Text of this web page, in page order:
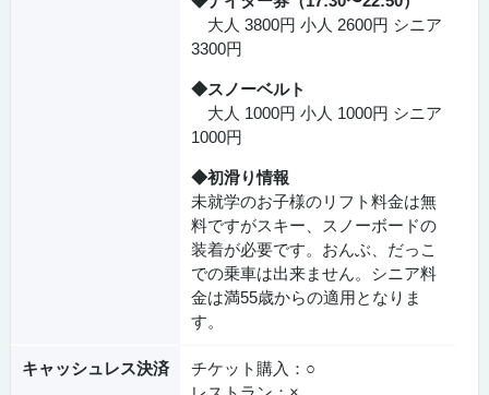
大人 3800円 小人 2600円 シニア
3300円
◆スノーベルト
大人 1000円 小人 1000円 シニア
1000円
◆初滑り情報
未就学のお子様のリフト料金は無
料ですがスキー、スノーボードの
装着が必要です。おんぶ、だっこ
での乗車は出来ません。シニア料
金は満55歳からの適用となりま
す。
キャッシュレス決済
チケット購入：○